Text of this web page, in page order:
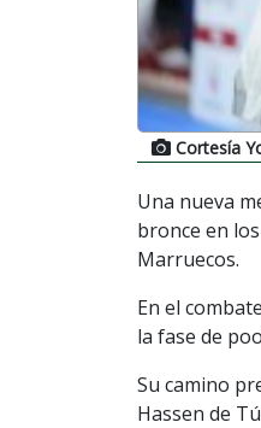
Cortesía
Una nueva
bronce en
Marruecos.
En el
la fase de
Su camino
Hassen de